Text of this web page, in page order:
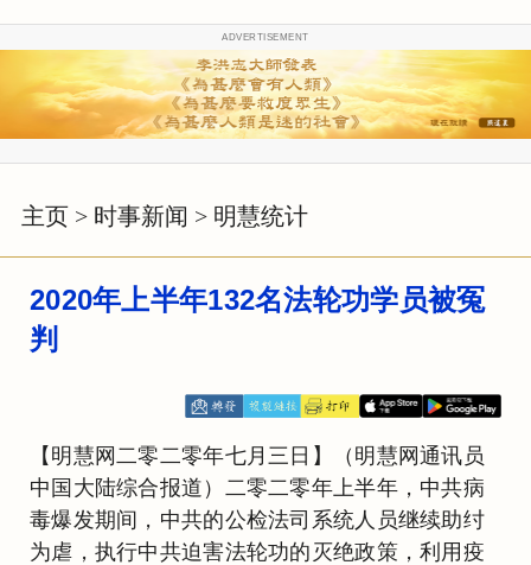
ADVERTISEMENT
主页 > 时事新闻 > 明慧统计
2020年上半年132名法轮功学员被冤
判
【明慧网二零二零年七月三日】（明慧网通讯员
中国大陆综合报道）二零二零年上半年，中共病
毒爆发期间，中共的公检法司系统人员继续助纣
为虐，执行中共迫害法轮功的灭绝政策，利用疫